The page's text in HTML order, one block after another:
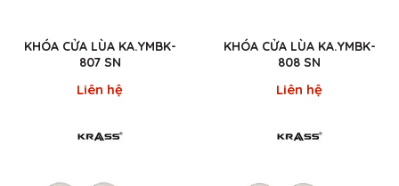
KHÓA CỬA LÙA KA.YMBK-
807 SN
Liên hệ
KHÓA CỬA LÙA KA.YMBK-
808 SN
Liên hệ